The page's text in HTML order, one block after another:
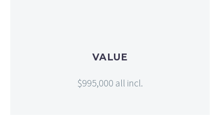
VALUE
$995,000 all incl.